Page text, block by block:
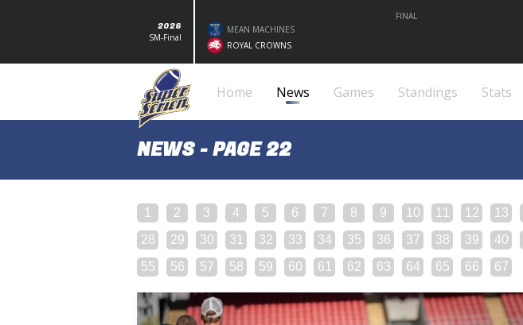
2026
SM-Final
FINAL
MEAN MACHINES
ROYAL CROWNS
Home News Games Standings Stats
NEWS - PAGE 22
1 2 3 4 5 6 7 8 9 10 11 12 13
28
29 30 31 32 33 34 35 36 37 38 39 40
55
56 57 58 59 60 61 62 63 64 65 66 67